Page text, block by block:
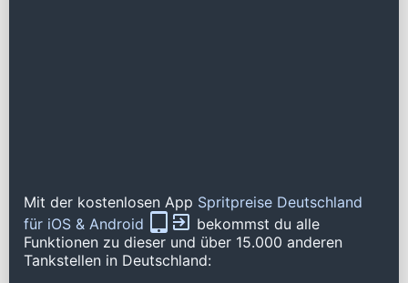
Mit der kostenlosen App Spritpreise Deutschland
für iOS & Android
bekommst du alle
Funktionen zu dieser und über 15.000 anderen
Tankstellen in Deutschland: